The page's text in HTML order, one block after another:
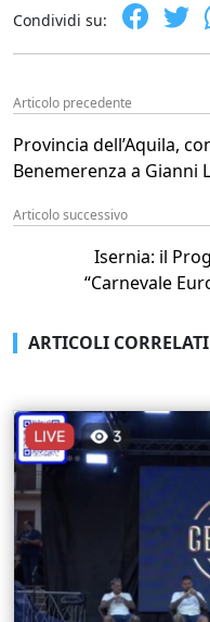
Condividi su:
Articolo precedente
Provincia dell’Aquila,
Benemerenza a Gianni
Articolo successivo
Isernia: il
“Carnevale
ARTICOLI CORRELATI